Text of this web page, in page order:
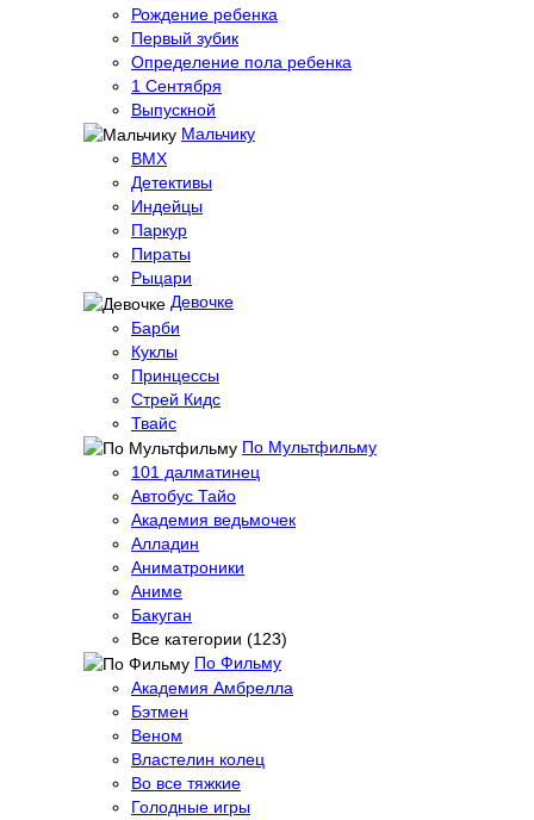
Рождение ребенка
Первый зубик
Определение пола ребенка
1 Сентября
Выпускной
Мальчику
BMX
Детективы
Индейцы
Паркур
Пираты
Рыцари
Девочке
Барби
Куклы
Принцессы
Стрей Кидс
Твайс
По Мультфильму
101 далматинец
Автобус Тайо
Академия ведьмочек
Алладин
Аниматроники
Аниме
Бакуган
Все категории (123)
По Фильму
Академия Амбрелла
Бэтмен
Веном
Властелин колец
Во все тяжкие
Голодные игры